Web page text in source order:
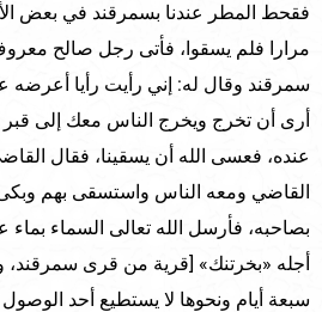
فقحط المطر عندنا بسمرقند في بعض
مرارا فلم يسقوا، فأتى رجل صالح
سمرقند وقال له: إني رأيت رأيا أعرضه
أرى أن تخرج ويخرج الناس معك إلى قبر
عنده، فعسى الله أن يسقينا، فقال
القاضي ومعه الناس واستسقى بهم وبكى
بصاحبه، فأرسل الله تعالى السماء
أجله «بخرتنك» [قرية من قرى سمرقند،
سبعة أيام ونحوها لا يستطيع أحد